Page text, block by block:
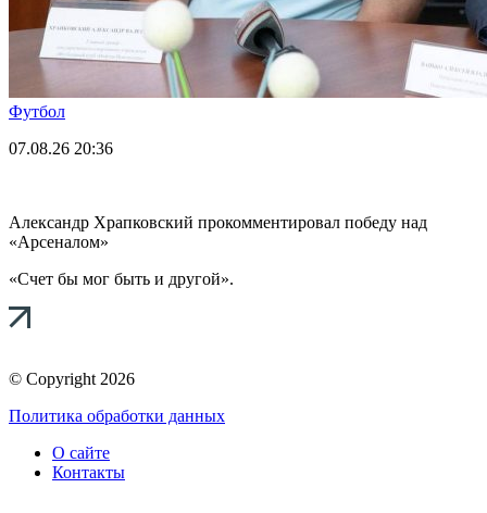
Футбол
07.08.26 20:36
Александр Храпковский прокомментировал победу над
«Арсеналом»
«Счет бы мог быть и другой».
© Copyright 2026
Политика обработки данных
О сайте
Контакты